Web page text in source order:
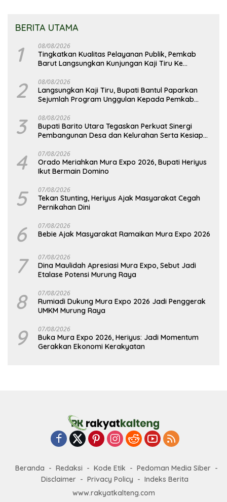
BERITA UTAMA
1 08/08/2026
Tingkatkan Kualitas Pelayanan Publik, Pemkab
Barut Langsungkan Kunjungan Kaji Tiru Ke
2 08/08/2026
Langsungkan Kaji Tiru, Bupati Bantul Paparkan
Sejumlah Program Unggulan Kepada Pemkab
3 08/08/2026
Bupati Barito Utara Tegaskan Perkuat Sinergi
Pembangunan Desa dan Kelurahan Serta Kesiapan
4 07/08/2026
Orado Meriahkan Mura Expo 2026, Bupati Heriyus
Ikut Bermain Domino
5 07/08/2026
Tekan Stunting, Heriyus Ajak Masyarakat Cegah
Pernikahan Dini
6 07/08/2026
Bebie Ajak Masyarakat Ramaikan Mura Expo 2026
7 07/08/2026
Dina Maulidah Apresiasi Mura Expo, Sebut Jadi
Etalase Potensi Murung Raya
8 07/08/2026
Rumiadi Dukung Mura Expo 2026 Jadi Penggerak
UMKM Murung Raya
9 07/08/2026
Buka Mura Expo 2026, Heriyus: Jadi Momentum
Gerakkan Ekonomi Kerakyatan
Beranda Redaksi Kode Etik
Pedoman Media Siber
Disclaimer
Privacy Policy
Indeks Berita
www.rakyatkalteng.com